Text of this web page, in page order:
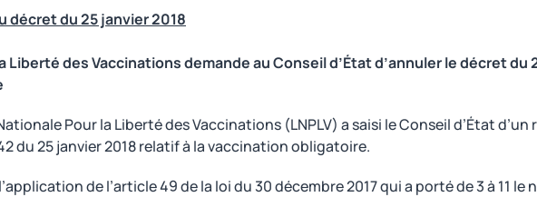
décret du 25 janvier 2018
Liberté des Vaccinations demande au Conseil d’État d’annuler le décret du
Pour la Liberté des Vaccinations (LNPLV) a saisi le Conseil d’État
du 25 janvier 2018 relatif à la vaccination obligatoire.
de l’article 49 de la loi du 30 décembre 2017 qui a porté de 3 à 11 le